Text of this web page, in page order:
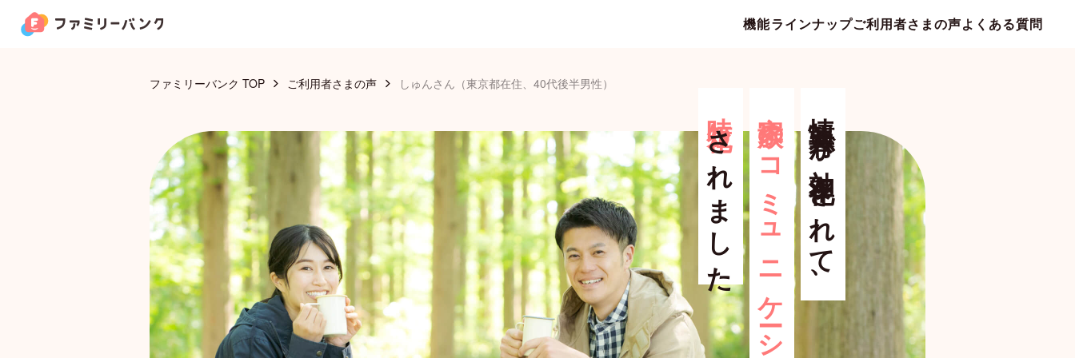
機能ラインナップ
機能ラインナップ Lineup
家族カード お金の管理 カレンダー 位置共有 Todo アカウント共有 家族メール
家族クーポン
ご利用者さまの声よくある質問
ファミリーバンク TOP ご利用者さまの声 しゅんさん（東京都在住、40代後半男性）
情報共有が効率化されて、
家族のコミュニケーションが
されました